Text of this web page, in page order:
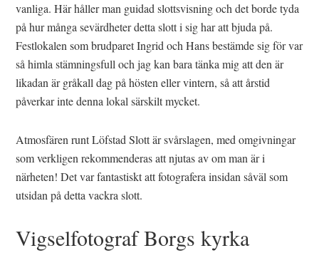
vanliga. Här håller man guidad slottsvisning och det borde tyda
på hur många sevärdheter detta slott i sig har att bjuda på.
Festlokalen som brudparet Ingrid och Hans bestämde sig för var
så himla stämningsfull och jag kan bara tänka mig att den är
likadan är gråkall dag på hösten eller vintern, så att årstid
påverkar inte denna lokal särskilt mycket.
Atmosfären runt Löfstad Slott är svårslagen, med omgivningar
som verkligen rekommenderas att njutas av om man är i
närheten! Det var fantastiskt att fotografera insidan såväl som
utsidan på detta vackra slott.
Vigselfotograf Borgs kyrka